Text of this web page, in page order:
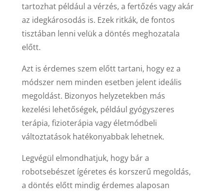
tartozhat például a vérzés, a fertőzés vagy akár
az idegkárosodás is. Ezek ritkák, de fontos
tisztában lenni velük a döntés meghozatala
előtt.
Azt is érdemes szem előtt tartani, hogy ez a
módszer nem minden esetben jelent ideális
megoldást. Bizonyos helyzetekben más
kezelési lehetőségek, például gyógyszeres
terápia, fizioterápia vagy életmódbeli
változtatások hatékonyabbak lehetnek.
Legvégül elmondhatjuk, hogy bár a
robotsebészet ígéretes és korszerű megoldás,
a döntés előtt mindig érdemes alaposan